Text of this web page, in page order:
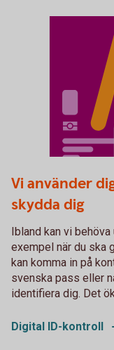
Vi använder
skydda dig
Ibland kan vi
exempel när du ska
kan komma in på
svenska pass eller
identifiera dig. Det
Digital ID-kontroll